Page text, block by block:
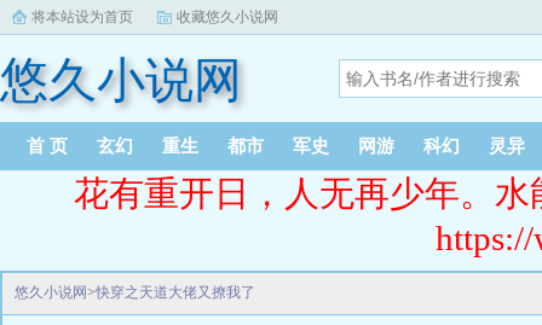
将本站设为首页 收藏悠久小说网
悠久小说网
首 页 玄幻 重生 都市 军史 网游 科幻 灵异
花有重开日，人无再少年。
悠久小说网>快穿之天道大佬又撩我了